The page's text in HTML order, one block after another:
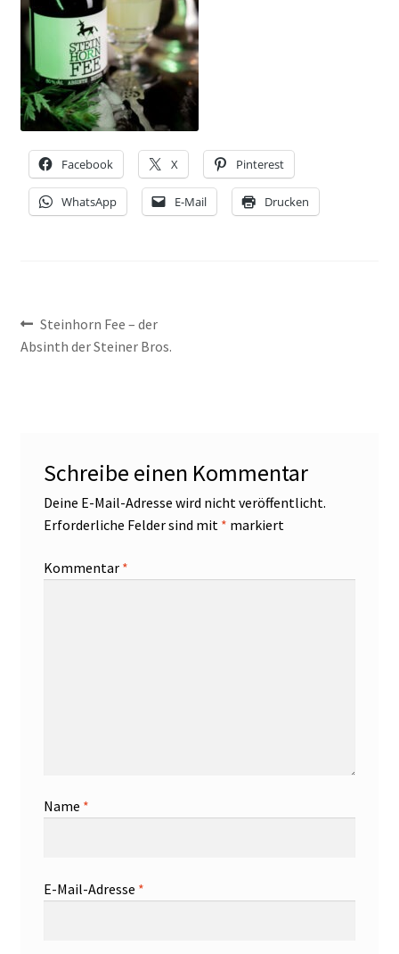
NEWSLETTER-ANMELDUNG
STEINHORN BLOG
Facebook X Pinterest
WhatsApp E-Mail Drucken
Beitragsnavigation
Vorheriger
Beitrag:
Steinhorn Fee – der
Absinth der Steiner Bros.
Schreibe einen Kommentar
Deine E-Mail-Adresse wird nicht veröffentlicht.
Erforderliche Felder sind mit * markiert
Kommentar *
Name *
E-Mail-Adresse *